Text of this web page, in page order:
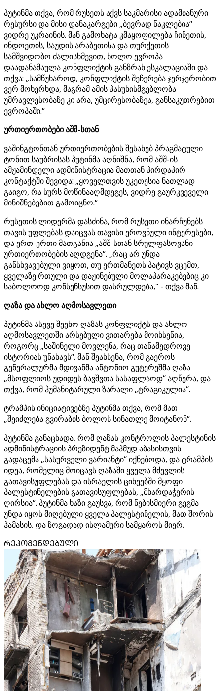
პუტინმა თქვა, რომ რუსეთს აქვს საკმარისი ადამიანური
რესურსი და მისი დანაკარგები „ბევრად ნაკლებია“
ვიდრე უკრაინის. მან გამოხატა კმაყოფილება ჩინეთის,
ინდოეთის, საუდის არაბეთისა და თურქეთის
სამშვიდობო ძალისხმევით, ხოლო ევროპა
დაადანაშაულა კონფლიქტის განზრახ ესკალაციაში და
თქვა: „სამწუხაროდ, კონფლიქტის შეჩერება ჯერჯერობით
ვერ მოხერხდა, მაგრამ ამის პასუხისმგებლობა
უმრავლესობაზე კი არა, უმცირესობაზეა, განსაკუთრებით
ევროპაში.“
ურთიერთობები აშშ-სთან
ვაშინგტონთან ურთიერთობების შესახებ პრაგმატული
ტონით საუბრისას პუტინმა აღნიშნა, რომ აშშ-ის
ამჟამინდელი ადმინისტრაცია მათთან პირდაპირ
კონტაქტში შევიდა: „ყოველთვის უკეთესია ნათლად
გაიგო, რა სურს მოწინააღმდეგეს, ვიდრე გაურკვეველი
მინიშნებებით გამოიცნო.“
რუსეთის ლიდერმა დასძინა, რომ რუსეთი ინარჩუნებს
თავის უფლებას დაიცვას თავისი ეროვნული ინტერესები,
და ერთ-ერთი მათგანია „აშშ-სთან სრულფასოვანი
ურთიერთობების აღდგენა“. „რაც არ უნდა
განსხვავებული ვიყოთ, თუ ერთმანეთს პატივს ვცემთ,
ყველაზე რთული და დაჟინებული მოლაპარაკებებიც კი
საბოლოოდ კონსენსუსით დასრულდება,“ - თქვა მან.
ღაზა და ახლო აღმოსავლეთი
პუტინმა ასევე შეეხო ღაზას კონფლიქტს და ახლო
აღმოსავლეთში არსებული ვითარება მოიხსენია,
როგორც „საშინელი მოვლენა, რაც თანამედროვე
ისტორიას უნახავს“. მან შეახსენა, რომ გაეროს
გენერალურმა მდივანმა ანტონიო გუტერეშმა ღაზა
„მსოფლიოს უდიდეს ბავშვთა სასაფლაოდ“ აღწერა, და
თქვა, რომ ჰუმანიტარული ზარალი „ტრაგიკულია“.
ტრამპის ინიციატივებზე პუტინმა თქვა, რომ მათ
„შეიძლება გვირაბის ბოლოს სინათლე მოიტანონ“.
პუტინმა განაცხადა, რომ ღაზას კონტროლის პალესტინის
ადმინისტრაციის პრეზიდენტ მაჰმუდ აბასისთვის
გადაცემა „სასურველი ვარიანტი“ იქნებოდა, და ტრამპის
იდეა, რომელიც მოიცავს ღაზაში ყველა მძევლის
გათავისუფლებას და ისრაელის ციხეებში მყოფი
პალესტინელების გათავისუფლებას, „მხარდაჭერის
ღირსია“. პუტინმა ხაზი გაუსვა, რომ ნებისმიერი გეგმა
უნდა იყოს მიღებული ყველა პალესტინელის, მათ შორის
ჰამასის, და ზოგადად ისლამური სამყაროს მიერ.
ᲠᲔᲙᲝᲛᲔᲜᲓᲔᲑᲣᲚᲘ